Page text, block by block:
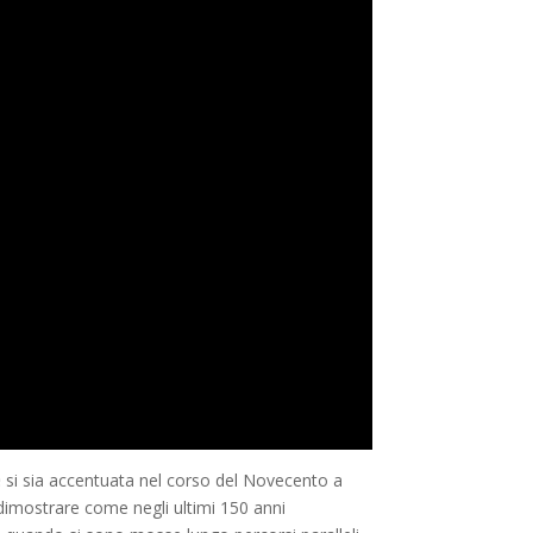
sia accentuata nel corso del Novecento a
come negli ultimi 150 anni